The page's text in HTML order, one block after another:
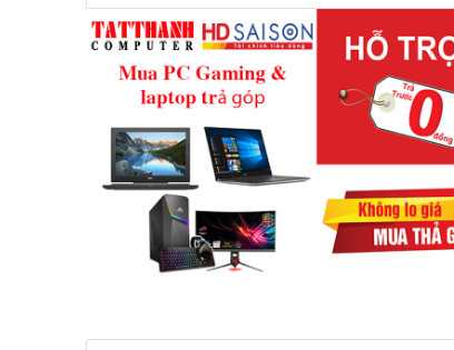
Bộ chia được trang bị nguồn điện Micro USB
dụng cùng lúc tất cả các cổng.
Dễ dàng sử dụng:
Không cần cài đặt ổ đĩa hoặc phần mềm, bạn
Thông số kỹ thuật:
Cổng kết nối:4 cổng USB 2.0
Hỗ trợ ổ cứng:Tối đa 5TB
Nguồn điện:Micro USB 5V2A
Tính năng:Sử dụng đồng thời 4 cổng